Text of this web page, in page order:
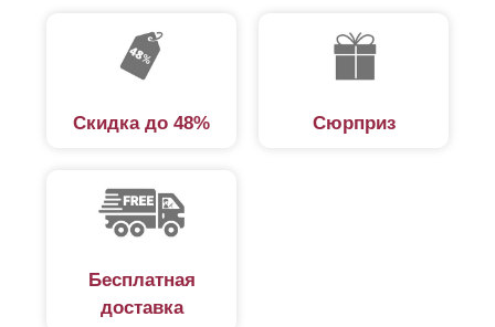
Скидка до 48% Сюрприз
Бесплатная
доставка